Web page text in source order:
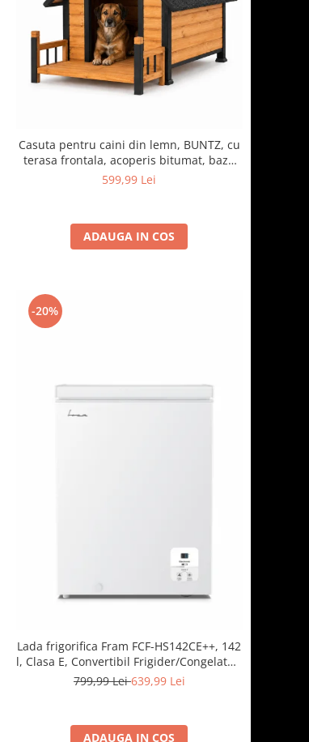
Casuta pentru caini din lemn, BUNTZ, cu
terasa frontala, acoperis bitumat, baza
ridicata, pentru talie medie si mare, 93 x
599,99 Lei
ADAUGA IN COS
-20%
Lada frigorifica Fram FCF-HS142CE++, 142
l, Clasa E, Convertibil Frigider/Congelator,
Control electronic, Display digital, Alb
799,99 Lei639,99 Lei
ADAUGA IN COS